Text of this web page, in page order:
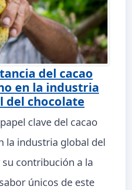
del cacao
en la industria
del chocolate
clave del cacao
la industria global del
contribución a la
únicos de este